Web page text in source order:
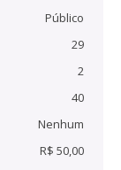
Público
29
2
40
Nenhum
R$ 50,00